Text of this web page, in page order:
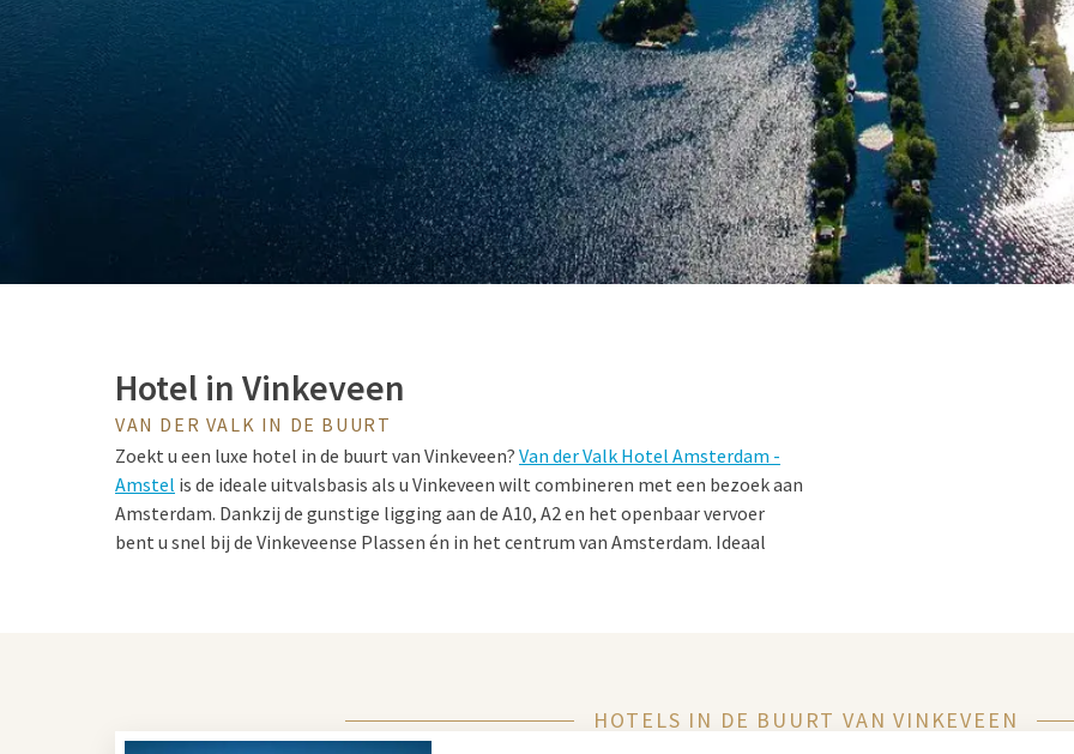
Hotel in Vinkeveen
VAN DER VALK IN DE BUURT
Zoekt u een luxe hotel in de buurt van Vinkeveen? Van der Valk Hotel Amsterdam -
Amstel is de ideale uitvalsbasis als u Vinkeveen wilt combineren met een bezoek aan
Amsterdam. Dankzij de gunstige ligging aan de A10, A2 en het openbaar vervoer
bent u snel bij de Vinkeveense Plassen én in het centrum van Amsterdam. Ideaal
Vinkeveen staat bekend om de Vinkeveense Plassen, een geliefde bestemming voorHOTELS IN DE BUURT VAN VINKEVEEN